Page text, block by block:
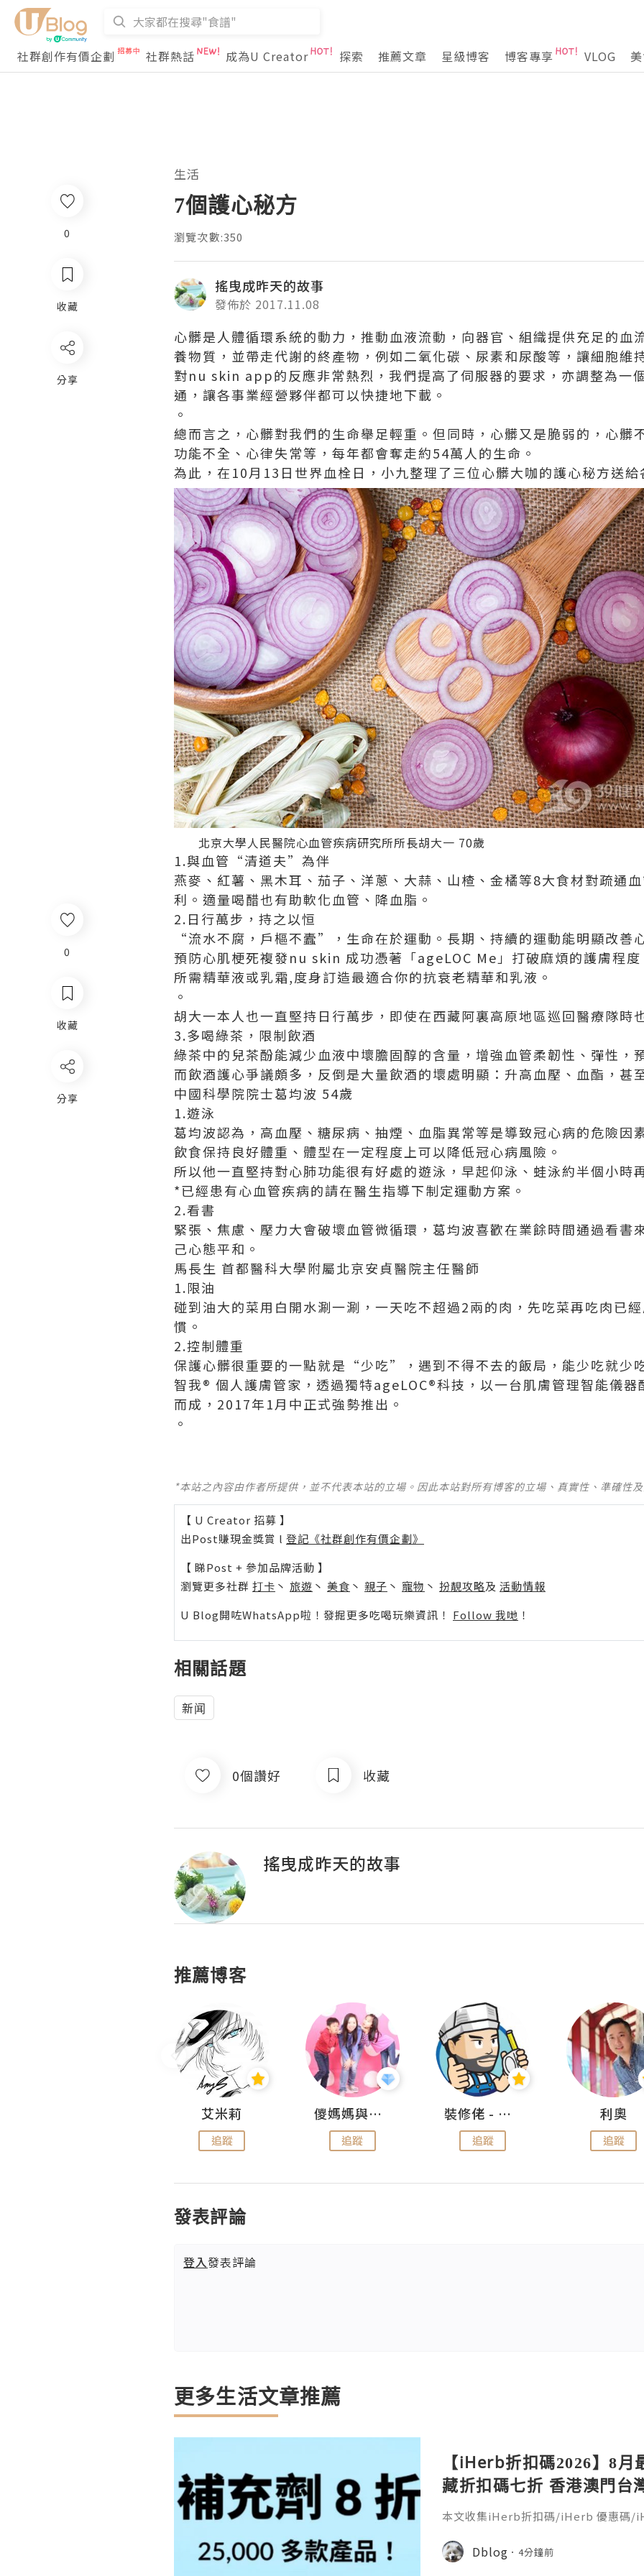
社群創作有價企劃 社群熱話 成為U Creator 探索 推薦文章 星級博客 博客專享 VLOG
0
收藏
分享
生活
7個護心秘方
瀏覽次數:350
搖曳成昨天的故事
發佈於 2017.11.08
心髒是人體循環系統的動力，推動血液流動，向器官、組織提供充足的血
養物質，並帶走代謝的終產物，例如二氧化碳、尿素和尿酸等，讓細胞維
對nu skin app的反應非常熱烈，我們提高了伺服器的要求，亦調整為一
通，讓各事業經營夥伴都可以快捷地下載。
。
總而言之，心髒對我們的生命舉足輕重。但同時，心髒又是脆弱的，心髒
功能不全、心律失常等，每年都會奪走約54萬人的生命。
為此，在10月13日世界血栓日，小九整理了三位心髒大咖的護心秘方送
北京大學人民醫院心血管疾病研究所所長胡大一 70歲
1.與血管“清道夫”為伴
燕麥、紅薯、黑木耳、茄子、洋蔥、大蒜、山楂、金橘等8大食材對疏通
利。適量喝醋也有助軟化血管、降血脂。
2.日行萬步，持之以恒
“流水不腐，戶樞不蠹”，生命在於運動。長期、持續的運動能明顯改善
預防心肌梗死複發nu skin 成功憑著「ageLOC Me」打破麻煩的護膚程
所需精華液或乳霜,度身訂造最適合你的抗衰老精華和乳液。
。
胡大一本人也一直堅持日行萬步，即使在西藏阿裏高原地區巡回醫療隊時
3.多喝綠茶，限制飲酒
綠茶中的兒茶酚能減少血液中壞膽固醇的含量，增強血管柔韌性、彈性，
而飲酒護心爭議頗多，反倒是大量飲酒的壞處明顯：升高血壓、血酯，甚
中國科學院院士葛均波 54歲
1.遊泳
葛均波認為，高血壓、糖尿病、抽煙、血脂異常等是導致冠心病的危險因
飲食保持良好體重、體型在一定程度上可以降低冠心病風險。
所以他一直堅持對心肺功能很有好處的遊泳，早起仰泳、蛙泳約半個小時
*已經患有心血管疾病的請在醫生指導下制定運動方案。
2.看書
緊張、焦慮、壓力大會破壞血管微循環，葛均波喜歡在業餘時間通過看書
己心態平和。
馬長生 首都醫科大學附屬北京安貞醫院主任醫師
1.限油
碰到油大的菜用白開水涮一涮，一天吃不超過2兩的肉，先吃菜再吃肉已
慣。
2.控制體重
保護心髒很重要的一點就是“少吃”，遇到不得不去的飯局，能少吃就少
智我® 個人護膚管家，透過獨特ageLOC®科技，以一台肌膚管理智能儀
而成，2017年1月中正式強勢推出。
。
*本站之內容由作者所提供，並不代表本站的立場。因此本站對所有博客的立場、真實性、準確性
【 U Creator 招募 】
出Post賺現金獎賞 l 登記《社群創作有價企劃》
【 睇Post + 參加品牌活動 】
瀏覽更多社群 打卡 丶 旅遊 丶 美食 丶 親子 丶 寵物 丶 扮靚攻略及 活動情報
U Blog開咗WhatsApp啦！發掘更多吃喝玩樂資訊！ Follow 我哋 ！
相關話題
新闻
0個讚好 收藏
搖曳成昨天的故事
推薦博客
艾米莉
追蹤
儍媽媽與兩隻小魔怪之家
追蹤
裝修佬 - 香港一站式網上裝修平台
追蹤
利奧
追蹤
發表評論
登入發表評論
更多生活文章推薦
【iHerb折扣碼2026】8
藏折扣碼七折 香港澳門
30％ off
本文收集iHerb折扣碼/iHerb 優惠碼
coupon)，新客戶舊客戶都能享折扣。
Dblog 4分鐘前
0
收藏
分享